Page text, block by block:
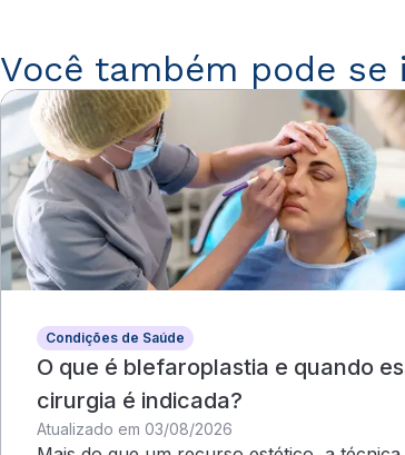
Você também pode se
Condições de Saúde
O que é blefaroplastia e quando
cirurgia é indicada?
Atualizado em 03/08/2026